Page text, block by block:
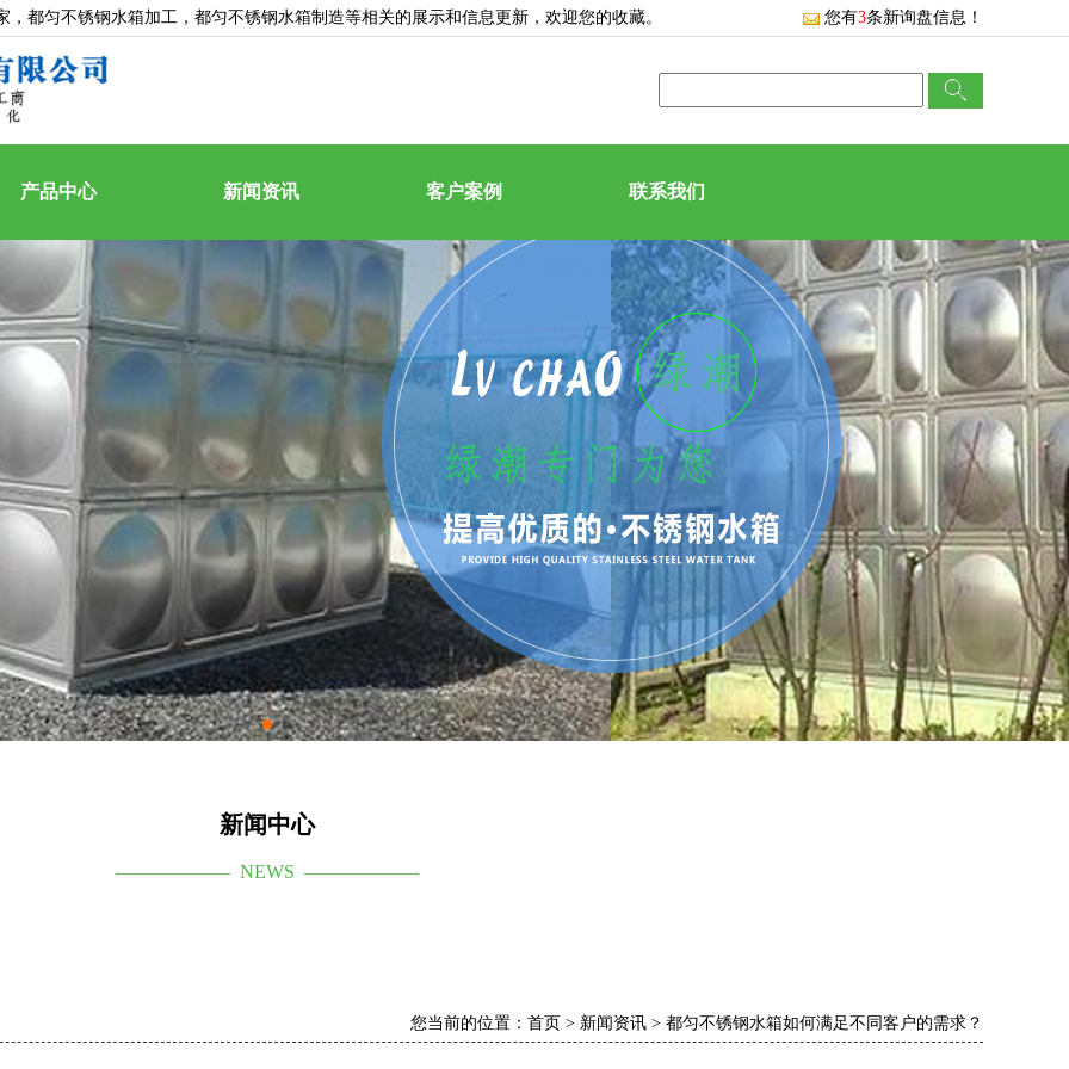
，都匀不锈钢水箱加工，都匀不锈钢水箱制造等相关的展示和信息更新，欢迎您的收藏。 您有3条新询盘信息！
产品中心 新闻资讯 客户案例 联系我们
新闻中心
—————— NEWS ——————
您当前的位置： 首页 > 新闻资讯 > 都匀不锈钢水箱如何满足不同客户的需求？